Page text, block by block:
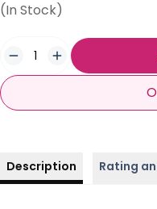
(In Stock)
Description Rating